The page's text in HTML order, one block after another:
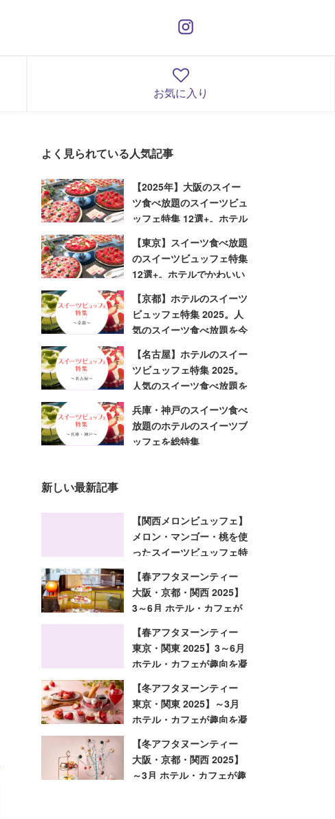
お気に入り
よく見られている人気記事
【2025年】大阪のスイー
ツ食べ放題のスイーツビュ
ッフェ特集 12選+。ホテル
でかわいいスイーツを堪能
しよう
【東京】スイーツ食べ放題
のスイーツビュッフェ特集
12選+。ホテルでかわいい
スイーツを堪能しよう
【京都】ホテルのスイーツ
ビュッフェ特集 2025。人
気のスイーツ食べ放題を今
すぐ予約
【名古屋】ホテルのスイー
ツビュッフェ特集 2025。
人気のスイーツ食べ放題を
今すぐ予約
兵庫・神戸のスイーツ食べ
放題のホテルのスイーツブ
ッフェを総特集
新しい最新記事
【関西メロンビュッフェ】
メロン・マンゴー・桃を使
ったスイーツビュッフェ特
集 2025！大阪・京都・兵
庫
【春アフタヌーンティー
大阪・京都・関西 2025】
3～6月 ホテル・カフェが
趣向を凝らした旬のアフタ
ヌーンティー
【春アフタヌーンティー
東京・関東 2025】3～6月
ホテル・カフェが趣向を凝
らした旬のアフタヌーンテ
ィー
【冬アフタヌーンティー
東京・関東 2025】～3月
ホテル・カフェが趣向を凝
らした旬のアフタヌーンテ
ィー
【冬アフタヌーンティー
大阪・京都・関西 2025】
～3月 ホテル・カフェが趣